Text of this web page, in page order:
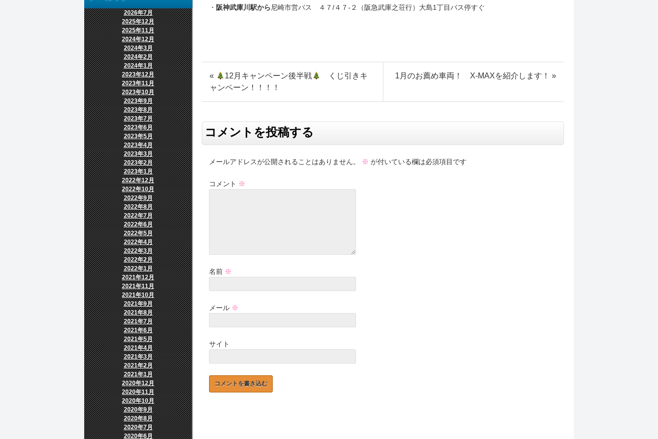
・ 阪神武庫川駅から尼崎市営バス ４７/４７-２（阪急武庫之荘行）大島1丁目バス停すぐ
« 12月キャンペーン後半戦
くじ引きキ
ャンペーン！！！！
1月のお薦め車両！ X-MAXを紹介します！ »
コメントを投稿する
メールアドレスが公開されることはありません。 ※ が付いている欄は必須項目です
コメント ※
名前 ※
メール ※
サイト
2026年7月
2025年12月
2025年11月
2024年12月
2024年3月
2024年2月
2024年1月
2023年12月
2023年11月
2023年10月
2023年9月
2023年8月
2023年7月
2023年6月
2023年5月
2023年4月
2023年3月
2023年2月
2023年1月
2022年12月
2022年10月
2022年9月
2022年8月
2022年7月
2022年6月
2022年5月
2022年4月
2022年3月
2022年2月
2022年1月
2021年12月
2021年11月
2021年10月
2021年9月
2021年8月
2021年7月
2021年6月
2021年5月
2021年4月
2021年3月
2021年2月
2021年1月
2020年12月
2020年11月
2020年10月
2020年9月
2020年8月
2020年7月
2020年6月